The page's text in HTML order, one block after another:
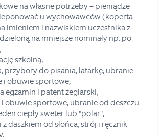
na własne potrzeby – pieniądze
u wychowawców (koperta
imieniem i nazwiskiem uczestnika z
namniejsze nominały np. po
szkolną,
przybory do pisania, latarkę, ubranie
i obuwie sportowe,
egzamin i patent żeglarski,
obuwie sportowe, ubranie od deszczu
ciepły sweter lub "polar",
z daszkiem od słońca, strój i ręcznik